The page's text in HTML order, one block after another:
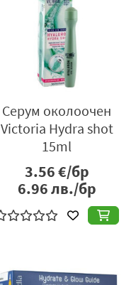
Серум околоочен
Victoria Hydra shot
15ml
3.56€/бр
6.96лв./бр